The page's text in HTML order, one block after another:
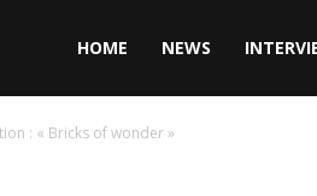
HOME NEWS
: « Bricks of wonder »